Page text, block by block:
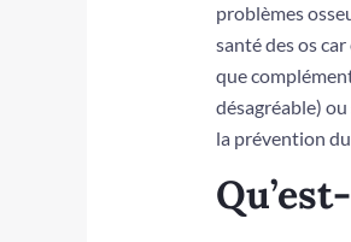
problèmes
santé des os
que
désagréable)
la prévention